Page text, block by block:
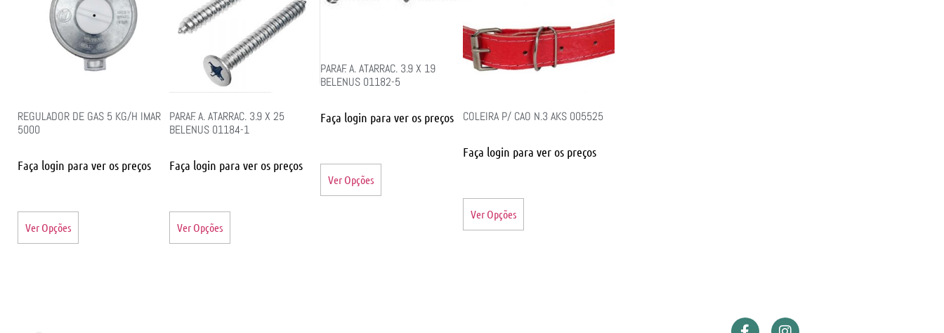
REGULADOR DE GAS 5 KG/H IMAR
5000
Faça login para ver os preços
Ver Opções
PARAF. A. ATARRAC. 3.9 X 25
BELENUS 01184-1
Faça login para ver os preços
Ver Opções
PARAF. A. ATARRAC. 3.9 X 19
BELENUS 01182-5
Faça login para ver os preços
Ver Opções
COLEIRA P/ CAO N.3 AKS 005525
Faça login para ver os preços
Ver Opções